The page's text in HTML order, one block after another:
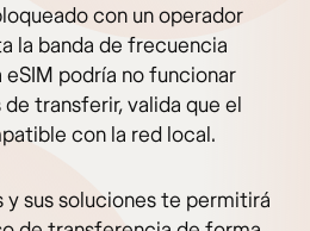
con un operador
la banda de frecuencia
eSIM podría no funcionar
transferir, valida que el
con la red local.
sus soluciones te permitirá